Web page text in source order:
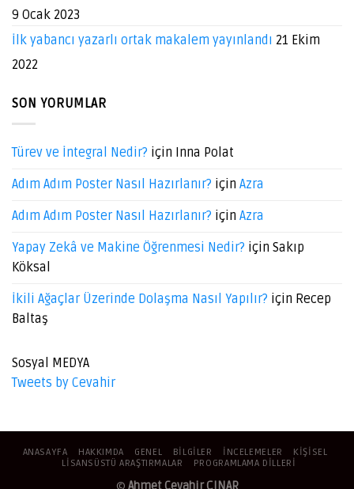
9 Ocak 2023
İlk yabancı yazarlı ortak makalem yayınlandı 21 Ekim
2022
SON YORUMLAR
Türev ve İntegral Nedir? için Inna Polat
Adım Adım Poster Nasıl Hazırlanır? için Azra
Adım Adım Poster Nasıl Hazırlanır? için Azra
Yapay Zekâ ve Makine Öğrenmesi Nedir? için Sakıp
Köksal
İkili Ağaçlar Üzerinde Dolaşma Nasıl Yapılır? için Recep
Baltaş
Sosyal MEDYA
Tweets by Cevahir
ANASAYFA HAKKIMDA GENEL BILGILER İNCELEMELER
KIŞISEL
LISANSÜSTÜ ARAŞTIRMALAR
PROGRAMLAMA DILLERI
© Ahmet Cevahir ÇINAR